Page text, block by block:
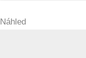
Náhled